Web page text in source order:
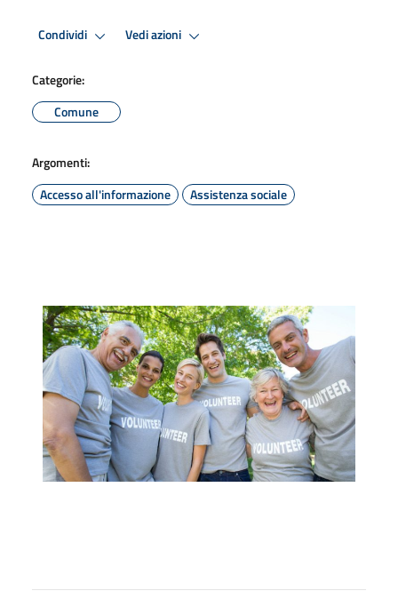
Condividi Vedi azioni
Categorie:
Comune
Argomenti:
Accesso all'informazione
Assistenza sociale